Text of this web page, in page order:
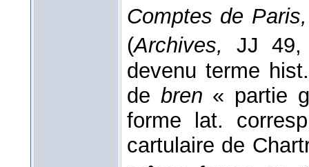
Comptes de Paris,
(Archives,
JJ
devenu terme
de bren « partie
forme lat.
cartulaire de